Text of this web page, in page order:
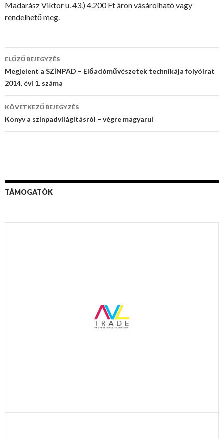
Madarász Viktor u. 43.) 4.200 Ft áron vásárolható vagy
rendelhető meg.
Bejegyzés
navigáció
ELŐZŐ BEJEGYZÉS
Megjelent a SZÍNPAD – Előadóművészetek technikája folyóirat
2014. évi 1. száma
KÖVETKEZŐ BEJEGYZÉS
Könyv a színpadvilágításról – végre magyarul
TÁMOGATÓK